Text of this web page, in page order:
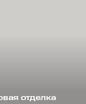
отделка